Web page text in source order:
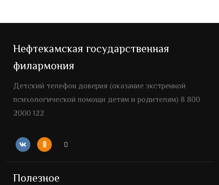
Нефтекамская государственная
филармония
Детский телефон доверия (оказание экстренной
психологической помощи детям и родителям) 8 800
2000 122
Полезное